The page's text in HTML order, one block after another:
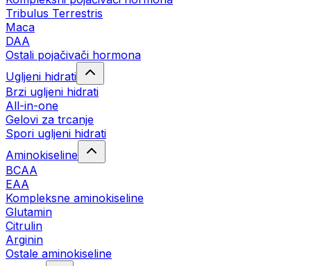
Tribulus Terrestris
Maca
DAA
Ostali pojačivači hormona
Ugljeni hidrati
Brzi ugljeni hidrati
All-in-one
Gelovi za trcanje
Spori ugljeni hidrati
Aminokiseline
BCAA
ЕАА
Kompleksne aminokiseline
Glutamin
Citrulin
Arginin
Ostale aminokiseline